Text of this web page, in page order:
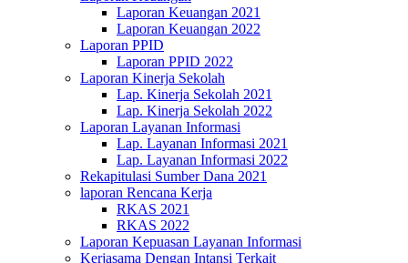
Laporan Keuangan 2021
Laporan Keuangan 2022
Laporan PPID
Laporan PPID 2022
Laporan Kinerja Sekolah
Lap. Kinerja Sekolah 2021
Lap. Kinerja Sekolah 2022
Laporan Layanan Informasi
Lap. Layanan Informasi 2021
Lap. Layanan Informasi 2022
Rekapitulasi Sumber Dana 2021
laporan Rencana Kerja
RKAS 2021
RKAS 2022
Laporan Kepuasan Layanan Informasi
Kerjasama Dengan Intansi Terkait